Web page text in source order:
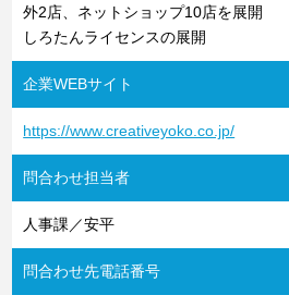
外2店、ネットショップ10店を展開
しろたんライセンスの展開
企業WEBサイト
https://www.creativeyoko.co.jp/
問合わせ担当者
人事課／安平
問合わせ先電話番号